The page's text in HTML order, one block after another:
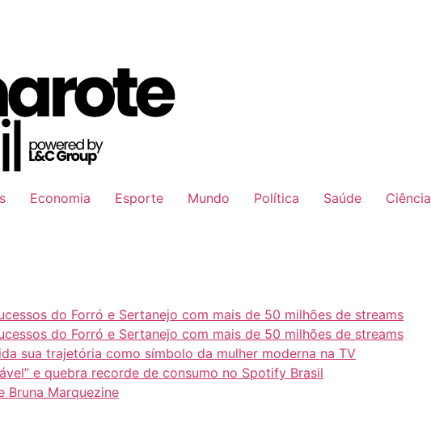
Economia Esporte Mundo Política Saúde Ciência
do Forró e Sertanejo com mais de 50 milhões de streams
do Forró e Sertanejo com mais de 50 milhões de streams
sua trajetória como símbolo da mulher moderna na TV
e quebra recorde de consumo no Spotify Brasil
Bruna Marquezine